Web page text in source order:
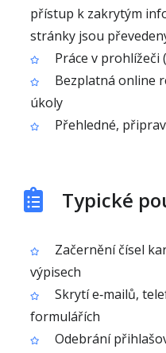
přístup k zakrytým
stránky jsou
Práce v prohlížeči
Bezplatná online
úkoly
Přehledné,
Typické
Začernění čísel
výpisech
Skrytí e‑mailů,
formulářích
Odebrání